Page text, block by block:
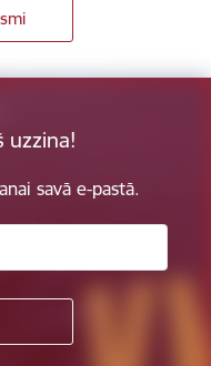
uzzina!
savā e-pastā.